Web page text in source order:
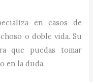
en casos de
o doble vida. Su
que puedas tomar
en la duda.